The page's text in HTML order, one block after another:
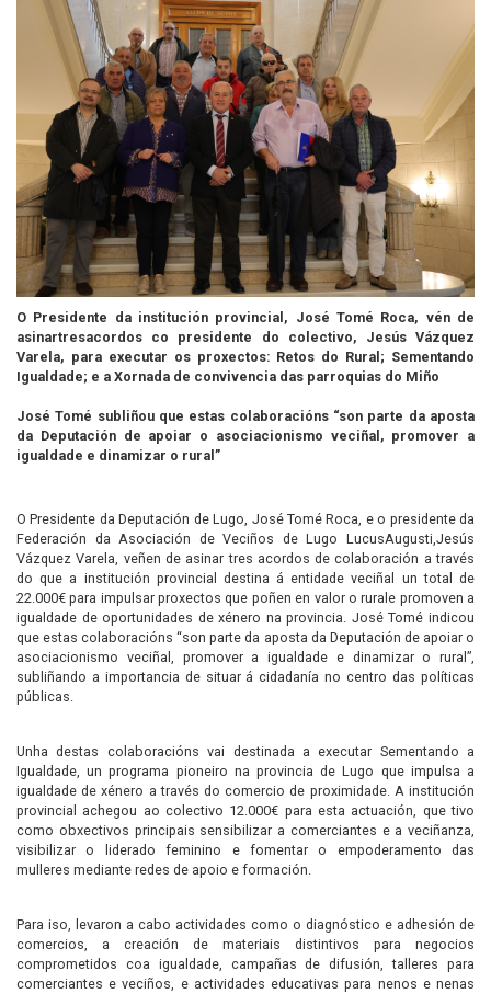
O Presidente da institución provincial, José Tomé Roca, vén de
asinartresacordos co presidente do colectivo, Jesús Vázquez
Varela, para executar os proxectos: Retos do Rural; Sementando
Igualdade; e a Xornada de convivencia das parroquias do Miño
José Tomé subliñou que estas colaboracións “son parte da aposta
da Deputación de apoiar o asociacionismo veciñal, promover a
igualdade e dinamizar o rural”
O Presidente da Deputación de Lugo, José Tomé Roca, e o presidente da
Federación da Asociación de Veciños de Lugo LucusAugusti,Jesús
Vázquez Varela, veñen de asinar tres acordos de colaboración a través
do que a institución provincial destina á entidade veciñal un total de
22.000€ para impulsar proxectos que poñen en valor o rurale promoven a
igualdade de oportunidades de xénero na provincia. José Tomé indicou
que estas colaboracións “son parte da aposta da Deputación de apoiar o
asociacionismo veciñal, promover a igualdade e dinamizar o rural”,
subliñando a importancia de situar á cidadanía no centro das políticas
públicas.
Unha destas colaboracións vai destinada a executar Sementando a
Igualdade, un programa pioneiro na provincia de Lugo que impulsa a
igualdade de xénero a través do comercio de proximidade. A institución
provincial achegou ao colectivo 12.000€ para esta actuación, que tivo
como obxectivos principais sensibilizar a comerciantes e a veciñanza,
visibilizar o liderado feminino e fomentar o empoderamento das
mulleres mediante redes de apoio e formación.
Para iso, levaron a cabo actividades como o diagnóstico e adhesión de
comercios, a creación de materiais distintivos para negocios
comprometidos coa igualdade, campañas de difusión, talleres para
comerciantes e veciños, e actividades educativas para nenos e nenas